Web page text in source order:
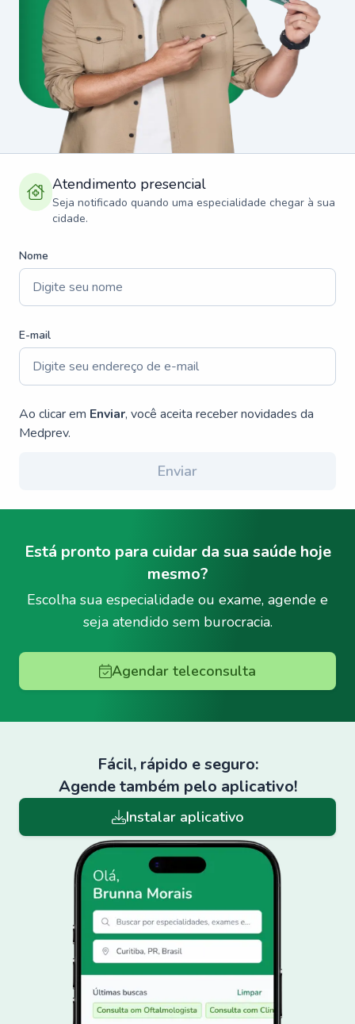
Atendimento presencial
Seja notificado quando uma especialidade chegar à sua
cidade.
Nome
E-mail
Ao clicar em Enviar, você aceita receber novidades da
Medprev.
Enviar
Está pronto para cuidar da sua saúde hoje
mesmo?
Escolha sua especialidade ou exame, agende e
seja atendido sem burocracia.
Agendar teleconsulta
Fácil, rápido e seguro:
Agende também pelo aplicativo!
Instalar aplicativo